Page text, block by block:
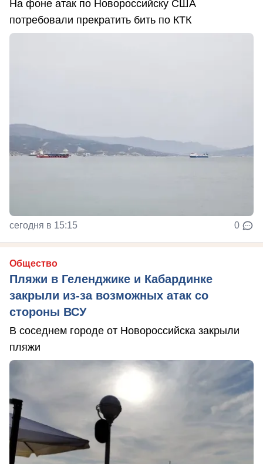
На фоне атак по Новороссийску США
потребовали прекратить бить по КТК
сегодня в 15:15 0
Общество
Пляжи в Геленджике и Кабардинке
закрыли из-за возможных атак со
стороны ВСУ
В соседнем городе от Новороссийска закрыли
пляжи